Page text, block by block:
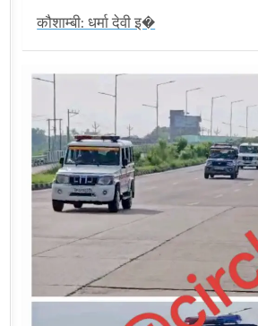
कौशाम्बी: धर्मा देवी इ�